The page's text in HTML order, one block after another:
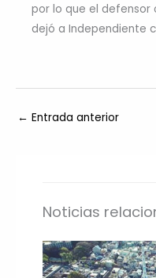
por lo que el defensor
dejó a Independiente
← Entrada anterior
Noticias